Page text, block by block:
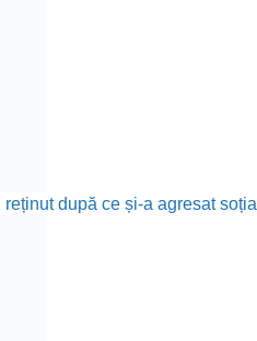
după ce și-a agresat soția